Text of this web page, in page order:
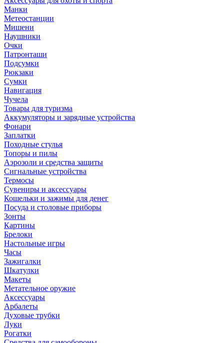
Манки
Метеостанции
Мишени
Наушники
Очки
Патронташи
Подсумки
Рюкзаки
Сумки
Навигация
Чучела
Товары для туризма
Аккумуляторы и зарядные устройства
Фонари
Заплатки
Походные стулья
Топоры и пилы
Аэрозоли и средства защиты
Сигнальные устройства
Термосы
Сувениры и аксессуары
Кошельки и зажимы для денег
Посуда и столовые приборы
Зонты
Картины
Брелоки
Настольные игры
Часы
Зажигалки
Шкатулки
Макеты
Метательное оружие
Аксессуары
Арбалеты
Духовые трубки
Луки
Рогатки